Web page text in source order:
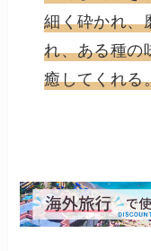
細く砕かれ、
れ、ある種の
癒してくれる